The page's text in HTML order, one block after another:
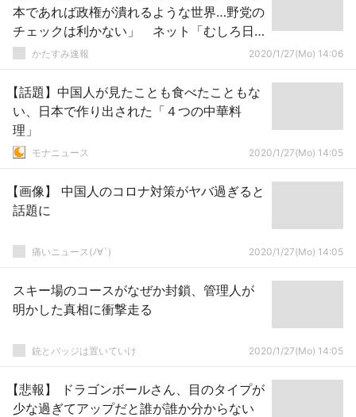
本であれば政権が潰れるような世界…野党の
チェックは利かない」 ネット「むしろ日
本では野党が邪魔を…
かたすみ速報 2020/1/27(Mo) 14:06
【話題】中国人が見たことも食べたこともな
い、日本で作り出された「４つの中華料
理」
モナニュース 2020/1/27(Mo) 14:05
【画像】 中国人のコロナ対策がヤバ過ぎると
話題に
痛いニュース(ﾉ∀`) 2020/1/27(Mo) 14:05
スキー場のコースがなぜか封鎖、管理人が
明かした真相に衝撃走る
銃とバッジは置いていけ 2020/1/27(Mo) 14:05
【悲報】 ドラゴンボールさん、目のタイプが
少な過ぎてアップだと誰が誰か分からない